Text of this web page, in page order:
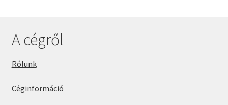
A cégről
Rólunk
Céginformáció